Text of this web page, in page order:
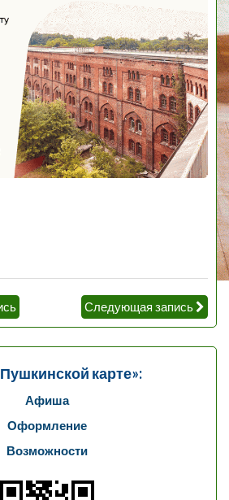
Следующая запись
карте»:
Афиша
Оформление
Возможности